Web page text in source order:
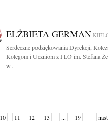
ELŻBIETA GERMAN
Serdeczne podziękowania Dyrekcji,
Kolegom i Uczniom z I LO im. Stefana
w...
10 11 12 13 ... 19